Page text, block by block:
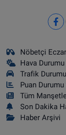
Nöbetçi
Hava Durumu
Trafik Durumu
Puan
Tüm
Son Dakika
Haber Arşivi